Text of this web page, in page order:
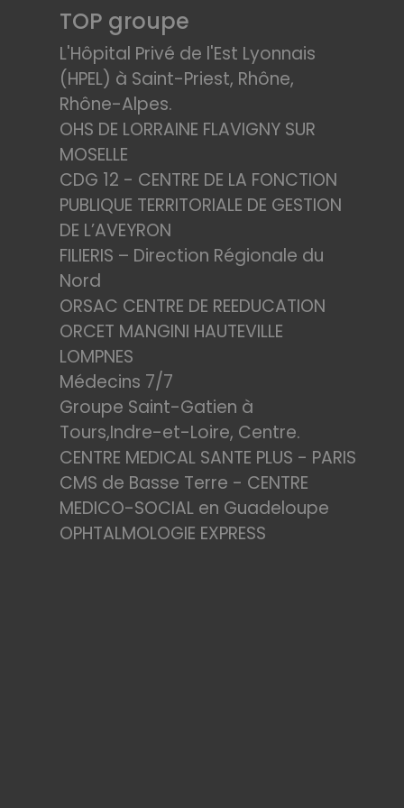
TOP groupe
L'Hôpital Privé de l'Est Lyonnais
(HPEL) à Saint-Priest, Rhône,
Rhône-Alpes.
OHS DE LORRAINE FLAVIGNY SUR
MOSELLE
CDG 12 - CENTRE DE LA FONCTION
PUBLIQUE TERRITORIALE DE GESTION
DE L’AVEYRON
FILIERIS – Direction Régionale du
Nord
ORSAC CENTRE DE REEDUCATION
ORCET MANGINI HAUTEVILLE
LOMPNES
Médecins 7/7
Groupe Saint-Gatien à
Tours,Indre-et-Loire, Centre.
CENTRE MEDICAL SANTE PLUS - PARIS
CMS de Basse Terre - CENTRE
MEDICO-SOCIAL en Guadeloupe
OPHTALMOLOGIE EXPRESS